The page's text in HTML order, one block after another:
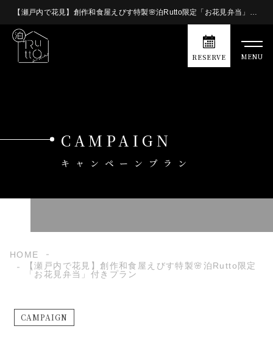
【瀬戸内で花見】創作和食屋えびす特製🌸泊Rutto限定「お花見弁当」付きプラン - 泊Rutto(とまるっと) | 泊Rutto(とまるっと)
RESERVE MENU
CAMPAIGN
キャンペーンプラン
HOME
【瀬戸内で花見】創作和食屋えびす特製🌸泊Rutto限定
「お花見弁当」付きプラン
CAMPAIGN